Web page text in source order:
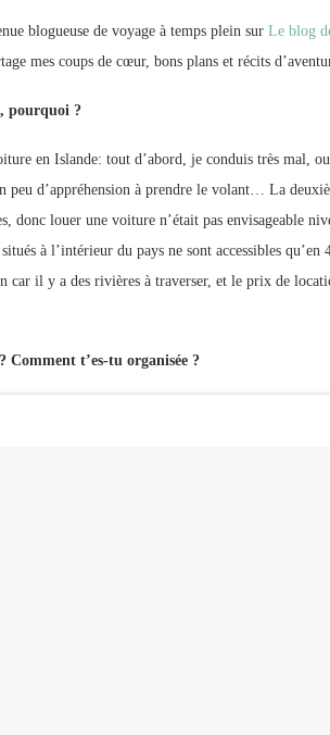
blogueuse de voyage à temps plein sur Le blog
mes coups de cœur, bons plans et récits
pourquoi ?
en Islande: tout d’abord, je conduis très mal,
peu d’appréhension à prendre le volant… La
donc louer une voiture n’était pas envisageable
à l’intérieur du pays ne sont accessibles
car il y a des rivières à traverser, et le prix de
t’es-tu organisée ?